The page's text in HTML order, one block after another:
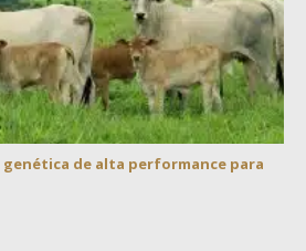
genética de alta performance para